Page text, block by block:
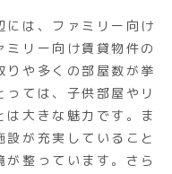
には、ファミリー向け
リー向け賃貸物件の
りや多くの部屋数が挙
ては、子供部屋やリ
大きな魅力です。ま
が充実していること
整っています。さら